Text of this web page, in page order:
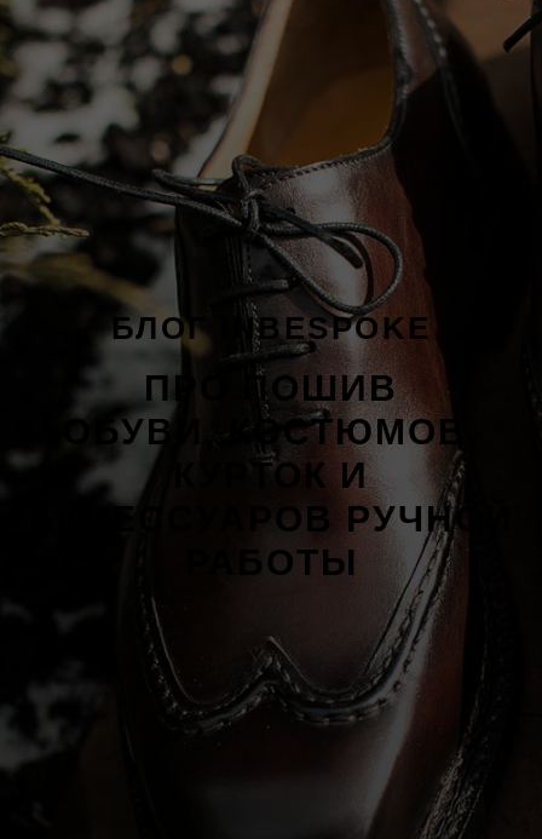
БЛОГ INBESPOKE
ПРО ПОШИВ
ОБУВИ, КОСТЮМОВ,
КУРТОК И
АКСЕССУАРОВ РУЧНОЙ
РАБОТЫ